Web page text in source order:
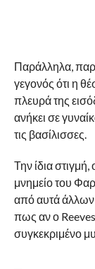
Παράλληλα,
γεγονός ότι η
πλευρά της
ανήκει σε
τις βασίλισσες.
Την ίδια
μνημείο του
από αυτά άλλων
πως αν ο Reeves
συγκεκριμένο